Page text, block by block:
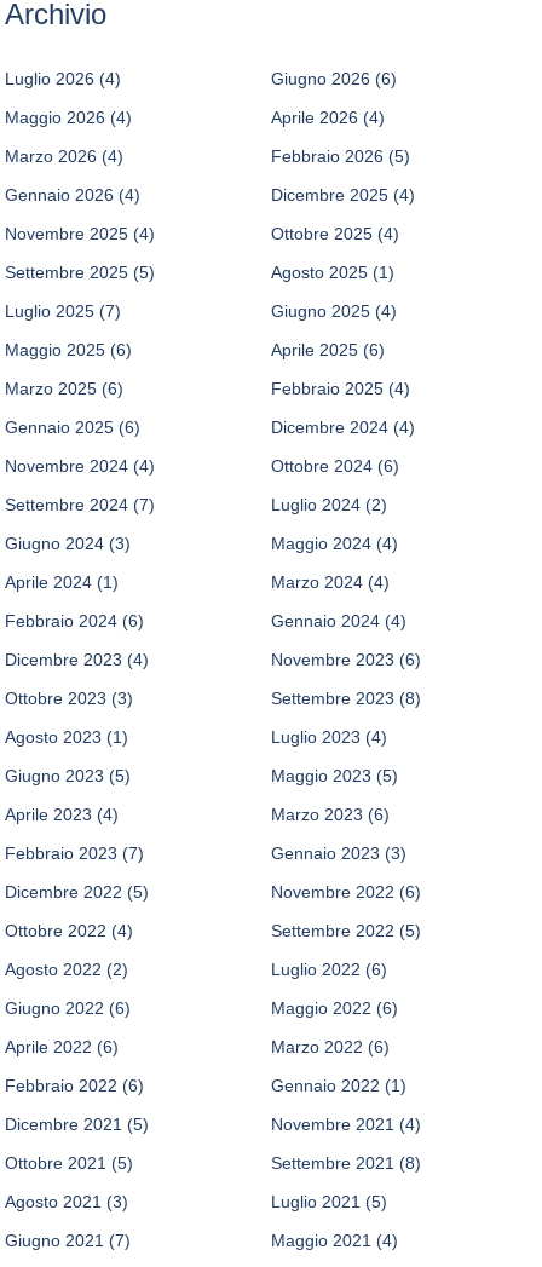
Archivio
Luglio 2026 (4) Giugno 2026 (6)
Maggio 2026 (4) Aprile 2026 (4)
Marzo 2026 (4) Febbraio 2026 (5)
Gennaio 2026 (4) Dicembre 2025 (4)
Novembre 2025 (4) Ottobre 2025 (4)
Settembre 2025 (5) Agosto 2025 (1)
Luglio 2025 (7) Giugno 2025 (4)
Maggio 2025 (6) Aprile 2025 (6)
Marzo 2025 (6) Febbraio 2025 (4)
Gennaio 2025 (6) Dicembre 2024 (4)
Novembre 2024 (4) Ottobre 2024 (6)
Settembre 2024 (7) Luglio 2024 (2)
Giugno 2024 (3) Maggio 2024 (4)
Aprile 2024 (1) Marzo 2024 (4)
Febbraio 2024 (6) Gennaio 2024 (4)
Dicembre 2023 (4) Novembre 2023 (6)
Ottobre 2023 (3) Settembre 2023 (8)
Agosto 2023 (1) Luglio 2023 (4)
Giugno 2023 (5) Maggio 2023 (5)
Aprile 2023 (4) Marzo 2023 (6)
Febbraio 2023 (7) Gennaio 2023 (3)
Dicembre 2022 (5) Novembre 2022 (6)
Ottobre 2022 (4) Settembre 2022 (5)
Agosto 2022 (2) Luglio 2022 (6)
Giugno 2022 (6) Maggio 2022 (6)
Aprile 2022 (6) Marzo 2022 (6)
Febbraio 2022 (6) Gennaio 2022 (1)
Dicembre 2021 (5) Novembre 2021 (4)
Ottobre 2021 (5) Settembre 2021 (8)
Agosto 2021 (3) Luglio 2021 (5)
Giugno 2021 (7) Maggio 2021 (4)